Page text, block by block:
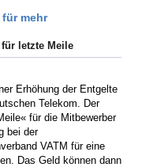
für mehr
letzte Meile
Erhöhung der Entgelte
Telekom. Der
für die Mitbewerber
bei der
VATM für eine
Das Geld können dann